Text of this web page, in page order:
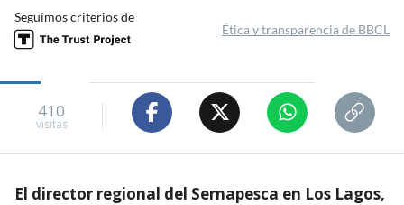
Seguimos criterios de
Ética y transparencia de BBCL
410
visitas
El director regional del Sernapesca en Los Lagos,